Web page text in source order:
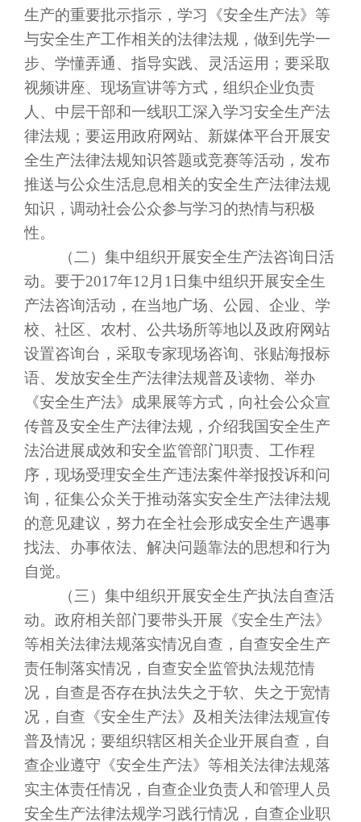
生产的重要批示指示，学习《安全生产法》等
与安全生产工作相关的法律法规，做到先学一
步、学懂弄通、指导实践、灵活运用；要采取
视频讲座、现场宣讲等方式，组织企业负责
人、中层干部和一线职工深入学习安全生产法
律法规；要运用政府网站、新媒体平台开展安
全生产法律法规知识答题或竞赛等活动，发布
推送与公众生活息息相关的安全生产法律法规
知识，调动社会公众参与学习的热情与积极
性。
（二）集中组织开展安全生产法咨询日活
动。要于2017年12 月 1 日集中组织开展安全生
产法咨询活动，在当地广场、公园、企业、学
校、社区、农村、公共场所等地以及政府网站
设置咨询台，采取专家现场咨询、张贴海报标
语、发放安全生产法律法规普及读物、举办
《安全生产法》成果展等方式，向社会公众宣
传普及安全生产法律法规，介绍我国安全生产
法治进展成效和安全监管部门职责、工作程
序，现场受理安全生产违法案件举报投诉和问
询，征集公众关于推动落实安全生产法律法规
的意见建议，努力在全社会形成安全生产遇事
找法、办事依法、解决问题靠法的思想和行为
自觉。
（三）集中组织开展安全生产执法自查活
动。政府相关部门要带头开展《安全生产法》
等相关法律法规落实情况自查，自查安全生产
责任制落实情况，自查安全监管执法规范情
况，自查是否存在执法失之于软、失之于宽情
况，自查《安全生产法》及相关法律法规宣传
普及情况；要组织辖区相关企业开展自查，自
查企业遵守《安全生产法》等相关法律法规落
实主体责任情况，自查企业负责人和管理人员
安全生产法律法规学习践行情况，自查企业职